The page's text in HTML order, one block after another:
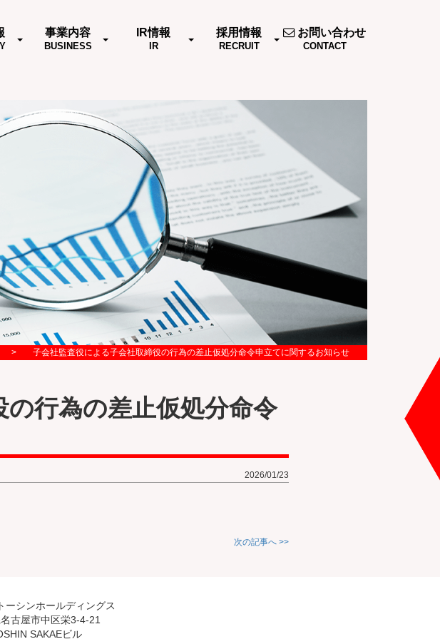
事業内容
BUSINESS
IR情報
IR
採用情報
RECRUIT
お問い合わせ
CONTACT
> 子会社監査役による子会社取締役の行為の差止仮処分命令申立てに関するお知らせ
行為の差止仮処分命令
2026/01/23
次の記事へ >>
ーシンホールディングス
古屋市中区栄3-4-21
SAKAEビル